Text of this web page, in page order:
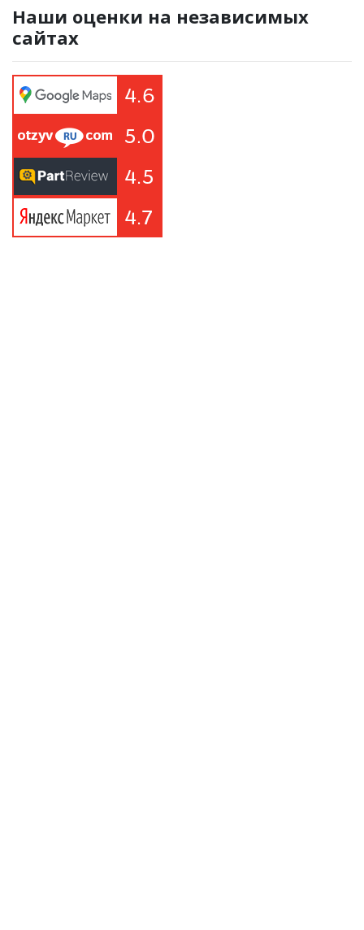
Наши оценки на независимых
сайтах